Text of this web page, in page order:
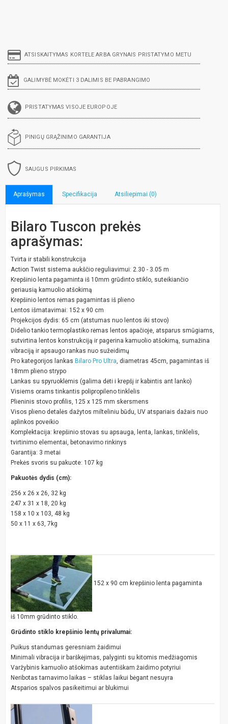
ATSISKAITYMAS KORTELE ARBA GRYNAIS PRISTATYMO METU
GALIMYBĖ MOKĖTI 3 DALIMIS BE PABRANGIMO
PRISTATYMAS VISOJE EUROPOJE
PINIGŲ GRĄŽINIMO GARANTIJA
SAUGUS PIRKIMAS
Aprašymas Specifikacija Atsiliepimai (0)
Bilaro Tuscon prekės
aprašymas:
Tvirta ir stabili konstrukcija
Action Twist sistema aukščio reguliavimui: 2.30 - 3.05 m
Krepšinio lenta pagaminta iš 10mm grūdinto stiklo, suteikiančio
geriausią kamuolio atšokimą
Krepšinio lentos rėmas pagamintas iš plieno
Lentos išmatavimai: 152 x 90 cm
Projekcijos dydis: 65 cm (atstumas nuo lentos iki stovo)
Didelio tankio termoplastiko rėmas lentos apačioje, atsparus smūgiams,
sutvirtina lentos konstrukciją ir pagerina kamuolio atšokimą, sumažina
vibraciją ir apsaugo rankas nuo sužeidimų
Pro kategorijos lankas Bilaro Pro Ultra, diametras 45cm, pagamintas iš
18mm plieno strypo
Lankas su spyruoklėmis (galima dėti i krepšį ir kabintis ant lanko)
Visiems orams tinkantis polipropileno tinklelis
Plieninis stovo profilis, 125 x 125 mm skersmens
Visos plieno detalės dažytos milteliniu būdu, UV atspariais dažais nuo
aplinkos poveikio
Komplektacija: krepšinio stovas su apsauga, lenta, lankas, tinklelis,
tvirtinimo elementai, betonavimo rinkinys
Garantija: 3 metai
Prekės svoris su pakuote: 107 kg
Pakuotės dydis (cm):
256 x 26 x 26, 32 kg
247 x 31 x 18, 20 kg
158 x 10 x 103, 48 kg
50 x 11 x 63, 7kg
152 x 90 cm krepšinio lenta pagaminta
iš 10mm grūdinto stiklo.
Grūdinto stiklo krepšinio lentų privalumai:
Puikus standumas geresniam žaidimui
Minimali vibracija ir barškėjimas, palyginti su kitomis medžiagomis
Varžybinis kamuolio atšokimas autentiškam žaidimo potyriui
Neribotas tarnavimo laikas – stiklas laikui bėgant nesuyra
Atsparios spalvos pasikeitimui ar blukimui